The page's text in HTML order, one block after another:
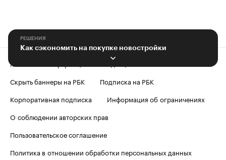
РЕШЕНИЯ
Как сэкономить на покупке новостройки
Контактная информация
Скрыть баннеры на РБК
Подписка на РБК
Корпоративная подписка
Информация об ограничениях
О соблюдении авторских прав
Пользовательское соглашение
Политика в отношении обработки персональных данных